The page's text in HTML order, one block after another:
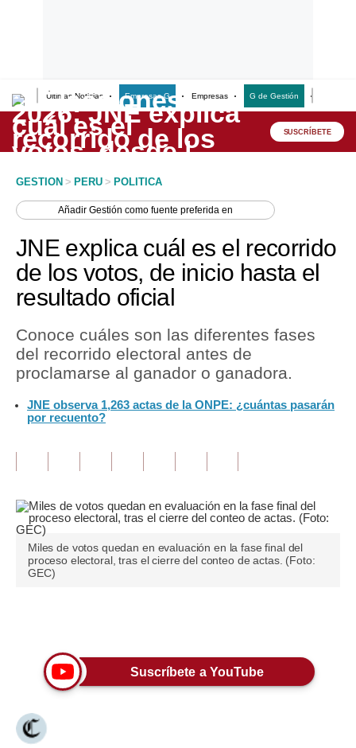
Últimas Noticias Empresas G Empresas G de Gestión
Lo último
Peru Quiosco
Economía
Mercados
Política
Tu Dinero
Finanzas Personales
Inmobiliarias
Opinión
Editorial
Pregunta de hoy
Lujo
Moda
SUSCRÍBETE
GESTION > PERU > POLITICA
AñadirGestión como fuente preferida en
JNE explica cuál es el recorrido
de los votos, de inicio hasta el
resultado oficial
Conoce cuáles son las diferentes fases
del recorrido electoral antes de
proclamarse al ganador o ganadora.
JNE observa 1,263 actas de la ONPE: ¿cuántas pasarán
por recuento?
Miles de votos quedan en evaluación en la fase final del
proceso electoral, tras el cierre del conteo de actas. (Foto:
GEC)
Suscríbete a YouTube